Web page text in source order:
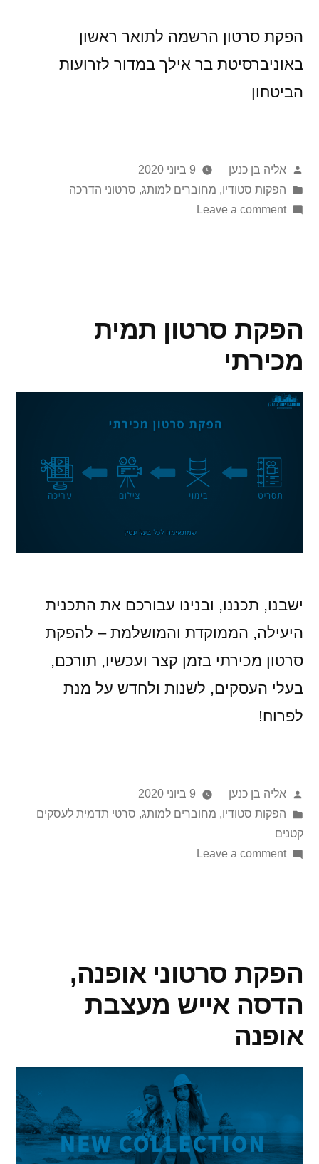
הפקת סרטון הרשמה לתואר ראשון
באוניברסיטת בר אילך במדור לזרועות
הביטחון
אליה בן כנען
9 ביוני 2020
הפקות סטודיו, מחוברים למותג, סרטוני הדרכה
Leave a comment
הפקת סרטון תמית
מכירתי
ישבנו, תכננו, ובנינו עבורכם את התכנית
היעילה, הממוקדת והמושלמת – להפקת
סרטון מכירתי בזמן קצר ועכשיו, תורכם,
בעלי העסקים, לשנות ולחדש על מנת
לפרוח!
אליה בן כנען
9 ביוני 2020
הפקות סטודיו, מחוברים למותג, סרטי תדמית לעסקים
קטנים
Leave a comment
הפקת סרטוני אופנה,
הדסה אייש מעצבת
אופנה